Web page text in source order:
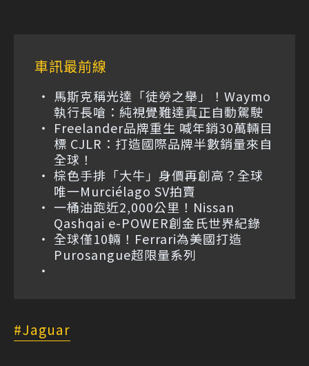
車訊最前線
馬斯克稱光達「徒勞之舉」！Waymo
執行長嗆：純視覺難達真正自動駕駛
Freelander品牌重生 喊年銷30萬輛目
標 CJLR：打造國際品牌半數銷量來自
全球！
棕色手排「大牛」身價再創高？全球
唯一Murciélago SV拍賣
一桶油跑近2,000公里！Nissan
Qashqai e-POWER創金氏世界紀錄
全球僅10輛！Ferrari為美國打造
Purosangue超限量系列
Jaguar